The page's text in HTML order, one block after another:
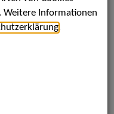
Weitere Informationen